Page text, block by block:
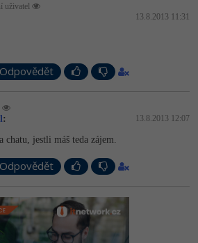
uživatel
13.8.2013 11:31
Odpovědět
: 13.8.2013 12:07
chatu, jestli máš teda zájem.
Odpovědět